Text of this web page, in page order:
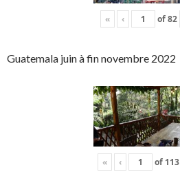
« ‹ of82
Guatemala juin à fin novembre 2022
« ‹ of 113